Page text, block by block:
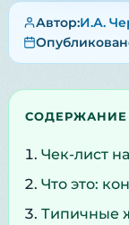
Автор:И.А.
СОДЕРЖАНИЕ
Чек-лист
Что это:
Типичные